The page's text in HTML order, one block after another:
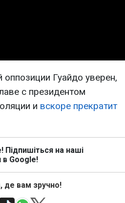
Гуайдо уверен,
с президентом
и вскоре прекратит
Підпишіться на наші
в Google!
де вам зручно!